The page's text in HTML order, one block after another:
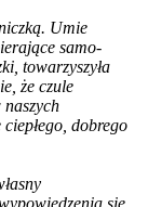
Umie
samo-
towarzyszyła
że czule
dobrego